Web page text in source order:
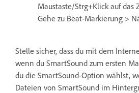
Maustaste/Strg+Klick auf
Gehe zu Beat-Markierung >
Stelle sicher, dass du mit dem
wenn du SmartSound zum ersten
du die SmartSound-Option wählst,
Dateien von SmartSound im